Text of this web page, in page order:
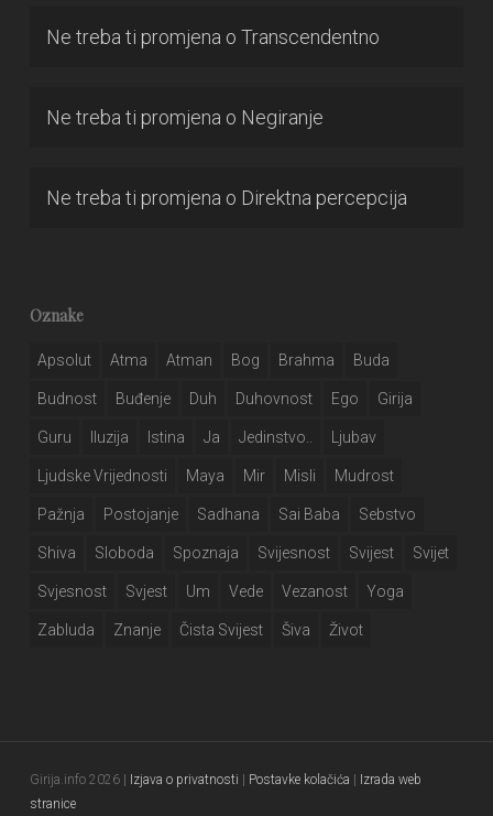
Ne treba ti promjena o Transcendentno
Ne treba ti promjena o Negiranje
Ne treba ti promjena o Direktna percepcija
Oznake
Apsolut Atma Atman Bog Brahma Buda
Budnost Buđenje Duh Duhovnost Ego Girija
Guru Iluzija Istina Ja Jedinstvo.. Ljubav
Ljudske Vrijednosti Maya Mir Misli Mudrost
Pažnja Postojanje Sadhana Sai Baba Sebstvo
Shiva Sloboda Spoznaja Svijesnost Svijest Svijet
Svjesnost Svjest Um Vede Vezanost Yoga
Zabluda Znanje Čista Svijest Šiva Život
Girija.info 2026 | Izjava o privatnosti Postavke kolačića
Izrada web
stranice